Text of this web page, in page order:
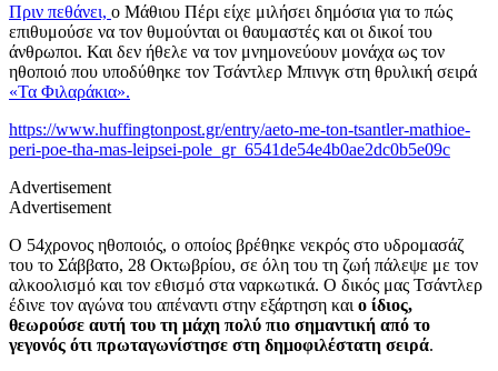
Πριν πεθάνει, ο Μάθιου Πέρι είχε μιλήσει δημόσια για το πώς
επιθυμούσε να τον θυμούνται οι θαυμαστές και οι δικοί του
άνθρωποι. Και δεν ήθελε να τον μνημονεύουν μονάχα ως τον
ηθοποιό που υποδύθηκε τον Τσάντλερ Μπινγκ στη θρυλική σειρά
«Τα Φιλαράκια».
https://www.huffingtonpost.gr/entry/aeto-me-ton-tsantler-mathioe-
peri-poe-tha-mas-leipsei-pole_gr_6541de54e4b0ae2dc0b5e09c
Advertisement
Advertisement
Ο 54χρονος ηθοποιός, ο οποίος βρέθηκε νεκρός στο υδρομασάζ
του το Σάββατο, 28 Oκτωβρίου, σε όλη του τη ζωή πάλεψε με τον
αλκοολισμό και τον εθισμό στα ναρκωτικά. Ο δικός μας Τσάντλερ
έδινε τον αγώνα του απέναντι στην εξάρτηση και ο ίδιος,
θεωρούσε αυτή του τη μάχη πολύ πιο σημαντική από το
γεγονός ότι πρωταγωνίστησε στη δημοφιλέστατη σειρά.